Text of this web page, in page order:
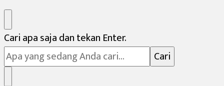
Mencari
Sesuatu?
Cari apa saja dan tekan Enter.